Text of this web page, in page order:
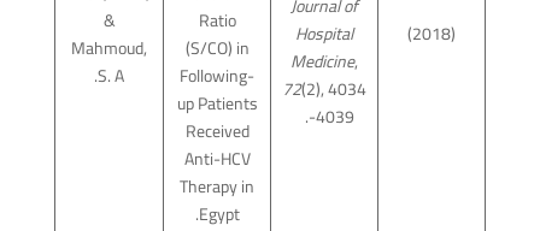
(2018)
Hospital
Medicine,
72(2), 4034
-4039.
Ratio
(S/CO) in
Following-
up Patients
Received
Anti-HCV
Therapy in
Egypt.
&
Mahmoud,
S. A.